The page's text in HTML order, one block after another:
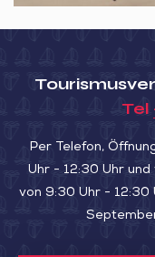
Belle
Tel
Per Telefon,
Uhr - 12:30 Uhr
von 9:30 Uhr - 12:30